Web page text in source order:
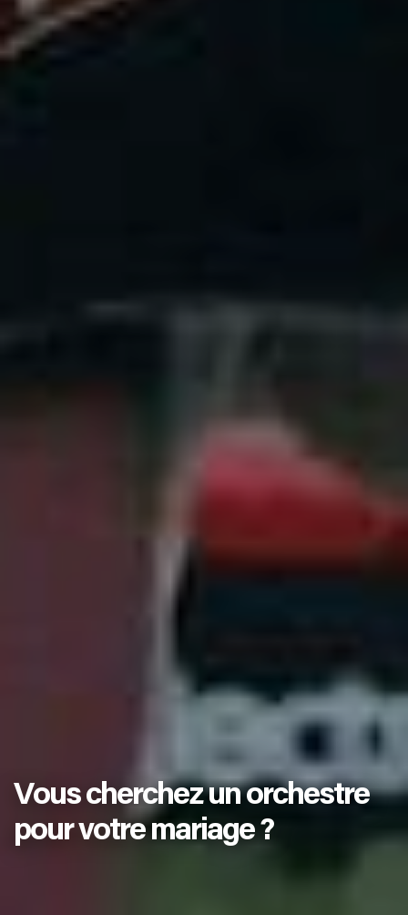
Vous cherchez un orchestre
pour votre mariage ?